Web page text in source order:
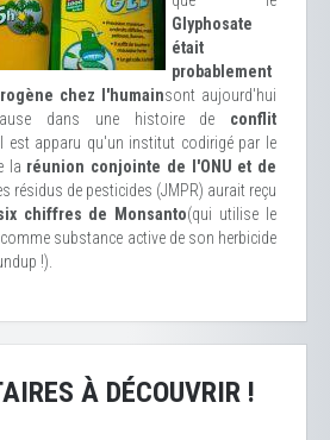
Glyphosate
était
probablement
chez l'humainsont aujourd'hui
dans une histoire de conflit
Il est apparu qu'un institut codirigé par le
la réunion conjointe de l'ONU et de
résidus de pesticides (JMPR) aurait reçu
chiffres de Monsanto(qui utilise le
substance active de son herbicide
!).
À DÉCOUVRIR !